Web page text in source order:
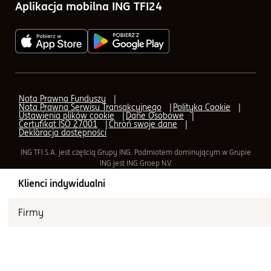
AML (Przeciwdziałanie praniu pieniędzy)
AML - formularz elektroniczny
Aplikacja mobilna ING TFI24
Aplikacja mobilna ING TFI24
Nota Prawna Funduszy
Nota Prawna Serwisu Transakcyjnego Polityka Cookie
Ustawienia plików cookie Dane Osobowe
Certyfikat ISO 27001 Chroń swoje dane
Deklaracja dostępności
ING TFI S.A. jest częścią Grupy ING. Podmiotem dominującym w Grupie
ING jest ING Groep N.V.
Klienci indywidualni
Firmy